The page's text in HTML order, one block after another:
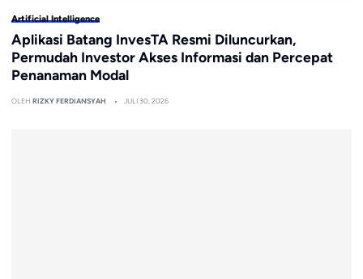
Artificial Intelligence
Aplikasi Batang InvesTA Resmi Diluncurkan,
Permudah Investor Akses Informasi dan Percepat
Penanaman Modal
OLEH RIZKY FERDIANSYAH JULI 30, 2026